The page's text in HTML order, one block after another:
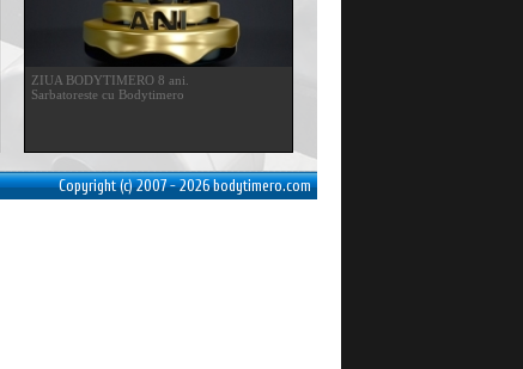
ZIUA BODYTIMERO 8 ani.
Sarbatoreste cu Bodytimero
Copyright (c) 2007 - 2026 bodytimero.com